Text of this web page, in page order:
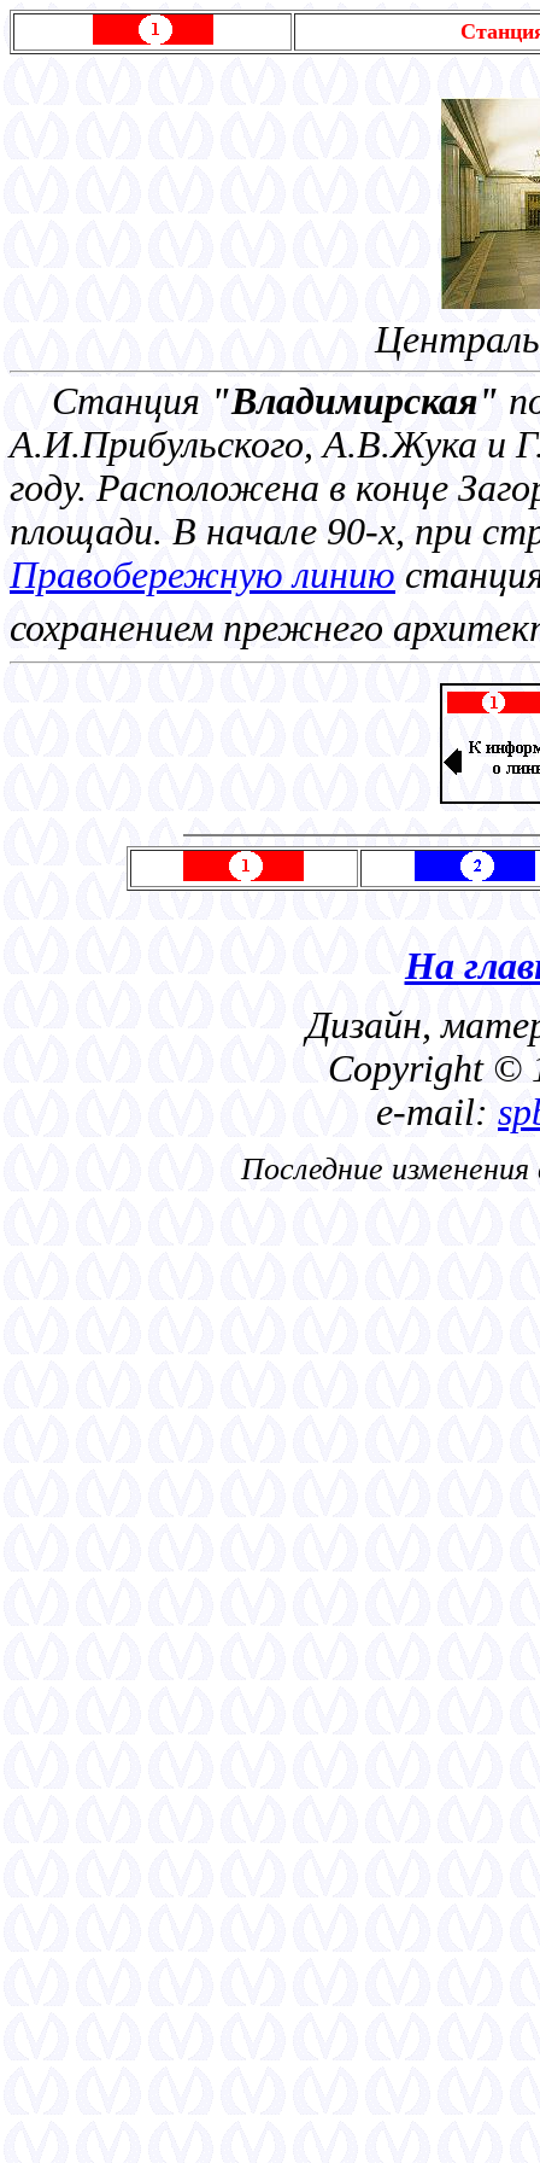
Станция "Владимирская"
А.И.Прибульского, А.В.Жука и
году. Расположена в конце
площади. В начале 90-х, при
Правобережную линию
сохранением прежнего
На
Дизайн,
Copyright ©
e-mail:
Последние